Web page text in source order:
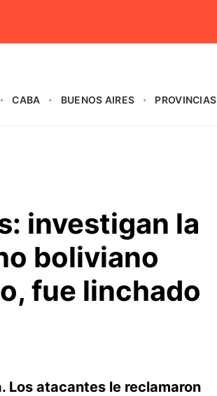
CABA BUENOS AIRES PROVINCIAS
investigan la
boliviano
fue linchado
Los atacantes le reclamaron